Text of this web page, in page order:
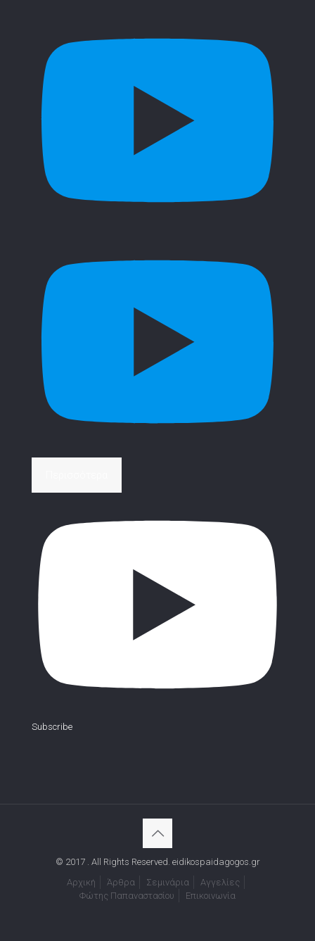
Subscribe
© 2017 . All Rights Reserved. eidikospaidagogos.gr
Αρχική
Άρθρα Σεμινάρια
Αγγελίες
Φώτης Παπαναστασίου
Επικοινωνία